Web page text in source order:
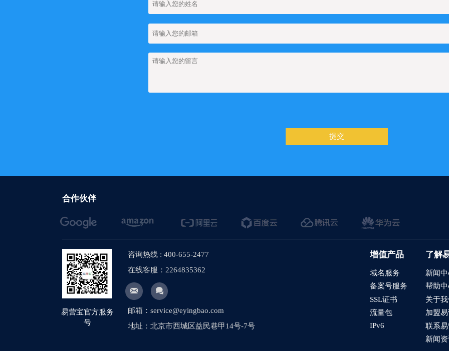
【网站建设】网站上如何配置Telegram在线咨询
【网站建设】新闻/产品的详情页，如果设置展示浏览量
【社媒运营】社媒全智达-社媒发帖
【网站建设】图片在线编辑
【网站建设】网站的留言板如何绑定邮件推送和微信推送？
【外贸网站建设】使用独立域名和子目录上线多语言网站的区别
提交
合作伙伴
易营宝官方服务
号
咨询热线 : 400-655-2477
在线客服：2264835362
 
邮箱：service@eyingbao.com
地址：北京市西城区益民巷甲14号-7号
增值产品
域名服务
备案号服务
SSL证书
流量包
IPv6
了解
新闻
帮助
关于
加盟
联系
新闻